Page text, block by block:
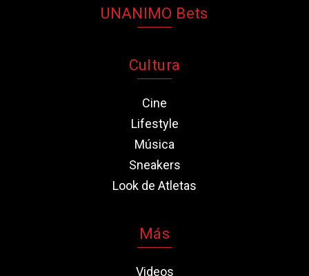
UNANIMO Bets
Cultura
Cine
Lifestyle
Música
Sneakers
Look de Atletas
Más
Videos